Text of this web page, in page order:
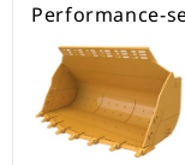
Performance-